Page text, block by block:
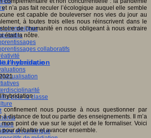
et enseigner
collaboratifs
numérique
pour la classe
et numérique
n’a pas fait reculer l’écologique auquel elle semble
est capable de bouleverser nos vies du jour au
à toutes trois elles nous réinscrivent dans le
de l’humanité en nous obligeant à nous extraire
était la nôtre.
l’hybridation
confinement nous pousse à nous questionner par
distance de tout ou partie des enseignements. Il m’a
point de vue sur le sujet et de le formaliser. Voici
débattre et avancer ensemble.